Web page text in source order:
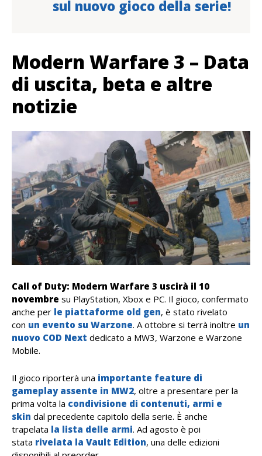
sul nuovo gioco della serie!
Modern Warfare 3 – Data
di uscita, beta e altre
notizie
Call of Duty: Modern Warfare 3 uscirà il 10
novembre su PlayStation, Xbox e PC. Il gioco, confermato
anche per le piattaforme old gen, è stato rivelato
con un evento su Warzone. A ottobre si terrà inoltre un
nuovo COD Next dedicato a MW3, Warzone e Warzone
Mobile.
Il gioco riporterà una importante feature di
gameplay assente in MW2, oltre a presentare per la
prima volta la condivisione di contenuti, armi e
skin dal precedente capitolo della serie. È anche
trapelata la lista delle armi. Ad agosto è poi
stata rivelata la Vault Edition, una delle edizioni